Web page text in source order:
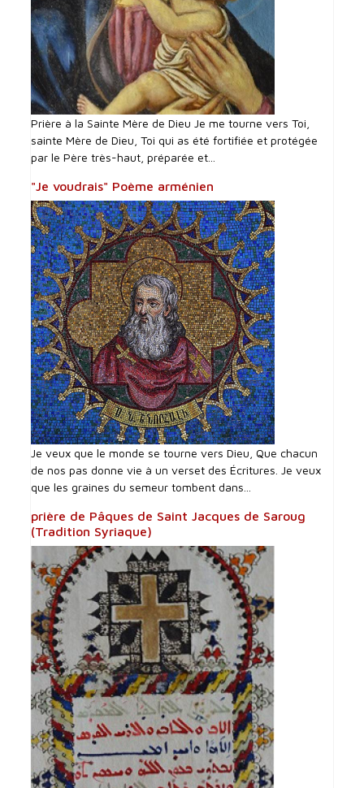
Prière à la Sainte Mère de Dieu Je me tourne vers Toi,
sainte Mère de Dieu, Toi qui as été fortifiée et protégée
par le Père très-haut, préparée et...
"Je voudrais" Poème arménien
Je veux que le monde se tourne vers Dieu, Que chacun
de nos pas donne vie à un verset des Écritures. Je veux
que les graines du semeur tombent dans...
prière de Pâques de Saint Jacques de Saroug
(Tradition Syriaque)